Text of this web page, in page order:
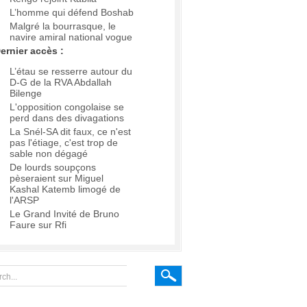
L’homme qui défend Boshab
Malgré la bourrasque, le
navire amiral national vogue
accès :
L’étau se resserre autour du
D-G de la RVA Abdallah
Bilenge
L'opposition congolaise se
perd dans des divagations
La Snél-SA dit faux, ce n'est
pas l'étiage, c'est trop de
sable non dégagé
De lourds soupçons
pèseraient sur Miguel
Kashal Katemb limogé de
l'ARSP
Le Grand Invité de Bruno
Faure sur Rfi